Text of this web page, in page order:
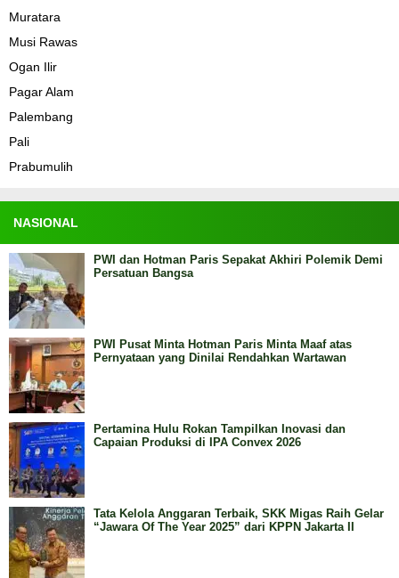
Muratara
Musi Rawas
Ogan Ilir
Pagar Alam
Palembang
Pali
Prabumulih
NASIONAL
PWI dan Hotman Paris Sepakat Akhiri Polemik Demi
Persatuan Bangsa
PWI Pusat Minta Hotman Paris Minta Maaf atas
Pernyataan yang Dinilai Rendahkan Wartawan
Pertamina Hulu Rokan Tampilkan Inovasi dan
Capaian Produksi di IPA Convex 2026
Tata Kelola Anggaran Terbaik, SKK Migas Raih Gelar
“Jawara Of The Year 2025” dari KPPN Jakarta II